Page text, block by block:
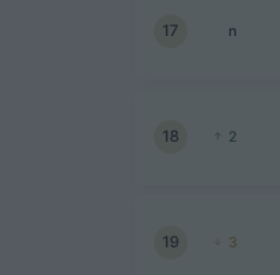
17 n
18 2
19 3